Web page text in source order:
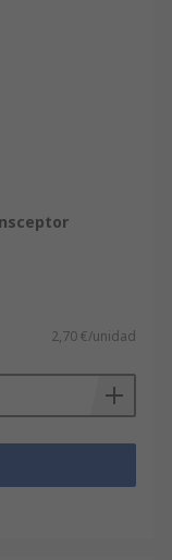
2,70 €/unidad